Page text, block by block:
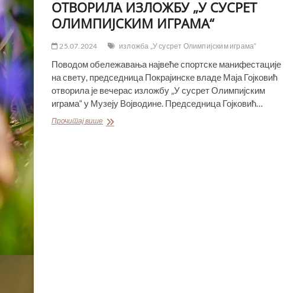
ОТВОРИЛА ИЗЛОЖБУ „У СУСРЕТ
ОЛИМПИЈСКИМ ИГРАМА“
25.07.2024 изложба „У сусрет Олимпијским играма“
Поводом обележавања највеће спортске манифестације
на свету, председница Покрајинске владе Маја Гојковић
отворила је вечерас изложбу „У сусрет Олимпијским
играма“ у Музеју Војводине. Председница Гојковић…
Прочитај вишеПРЕДСЕДНИЦА